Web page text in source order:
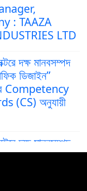
: TAAZA
LTD
দক্ষ মানবসম্পদ
ডিজাইন”
Competency
(CS) অনুযায়ী
দক্ষ মানবসম্পদ
ডিজাইন’